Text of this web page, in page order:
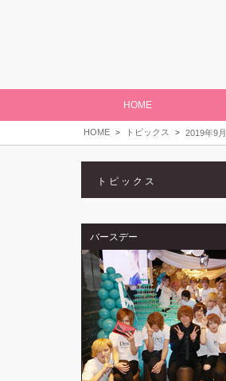
HOME
HOME トピックス 2019年9月
トピックス
バースデー